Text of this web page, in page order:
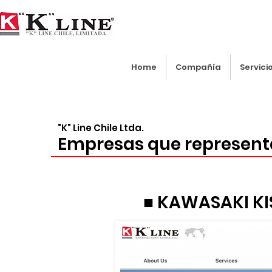
Home Compañía
Empresas que
"K" Line Chile Ltda.
■ KAWASAKI